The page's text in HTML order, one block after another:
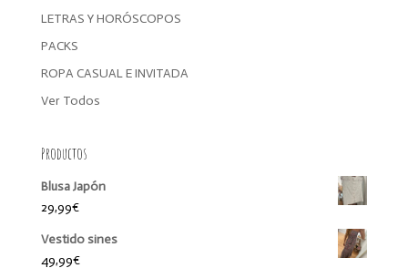
LETRAS Y HORÓSCOPOS
PACKS
ROPA CASUAL E INVITADA
Ver Todos
Productos
Blusa Japón
29,99€
Vestido sines
49,99€